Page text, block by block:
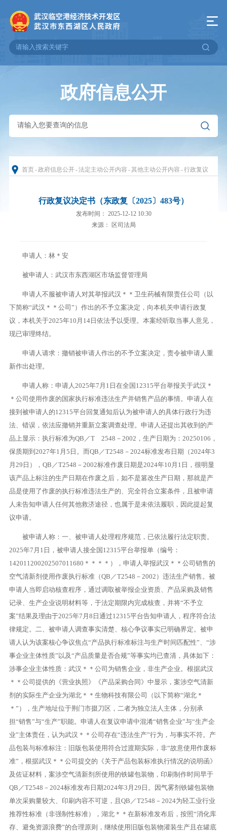
政府信息公开
首页-政府信息公开-法定主动公开内容 -其他主动公开内容 -行政复议
行政复议决定书（东政复〔2025〕483号）
发布时间： 2025-12-12 10:30
来源： 区司法局
申请人：林＊安
被申请人：武汉市东西湖区市场监督管理局
申请人不服被申请人对其举报武汉＊＊卫生药械有限责任公司（以
下简称“武汉＊＊公司”）作出的不予立案决定，向本机关申请行政复
议，本机关于2025年10月14日依法予以受理。本案经听取当事人意见，
现已审理终结。
申请人请求：撤销被申请人作出的不予立案决定，责令被申请人重
新作出处理。
申请人称：申请人2025年7月1日在全国12315平台举报关于武汉＊
＊公司使用作废的国家执行标准违法生产并销售产品的事情。申请人在
接到被申请人的12315平台回复通知后认为被申请人的具体行政行为违
法、错误，依法应撤销并重新立案调查处理。申请人还提出其收到的产
品上显示：执行标准为QB／T 2548－2002，生产日期为：20250106，
保质期到2027年1月5日。而QB／T2548－2024标准发布日期（2024年3
月29日），QB／T2548－2002标准作废日期是2024年10月1日，很明显
该产品上标注的生产日期在作废之后，如不是篡改生产日期，那就是产
品是使用了作废的执行标准违法生产的、完全符合立案条件，且被申请
人未告知申请人任何其他救济途径，也属于是未依法履职，因此提起复
议申请。
被申请人称：一、被申请人处理程序规范，已依法履行法定职责。
2025年7月1日，被申请人接全国12315平台举报单（编号：
142011200202507011680＊＊＊＊），申请人举报武汉＊＊公司销售的
空气清新剂使用作废执行标准（QB／T2548－2002）违法生产销售。被
申请人当即启动核查程序，通过调取被举报企业资质、产品采购及销售
记录、生产企业说明材料等，于法定期限内完成核查，并将“不予立
案”结果及理由于2025年7月8日通过12315平台告知申请人，程序符合法
律规定。二、被申请人调查事实清楚、核心争议事实已明确界定。被申
请人认为该案核心争议焦点“产品执行标准标注与生产时间匹配性”、“涉
事企业主体性质”以及“产品质量是否合规”等事实均已查清，具体如下：
涉事企业主体性质：武汉＊＊公司为销售企业，非生产企业。根据武汉
＊＊公司提供的《营业执照》《产品采购合同》中显示，案涉空气清新
剂的实际生产企业为湖北＊＊生物科技有限公司（以下简称“湖北＊
＊”），生产地址位于荆门市掇刀区，二者为独立法人主体，分别承
担“销售”与“生产”职能。申请人在复议申请中混淆“销售企业”与“生产企
业”主体责任，认为武汉＊＊公司存在“违法生产”行为，与事实不符。产
品包装与标准标注：旧版包装使用符合过渡期实际，非“故意使用作废标
准”，根据武汉＊＊公司提交的《关于产品包装标准执行情况的说明函》
及佐证材料，案涉空气清新剂所使用的铁罐包装物，印刷制作时间早于
QB／T2548－2024标准发布日期2024年3月29日。因气雾剂铁罐包装物
单次采购量较大、印刷内容不可逆，且QB／T2548－2024为轻工业行业
推荐性标准（非强制性标准），湖北＊＊在新标准发布后，按照“消化库
存、避免资源浪费”的合理原则，继续使用旧版包装物灌装生产且在罐底